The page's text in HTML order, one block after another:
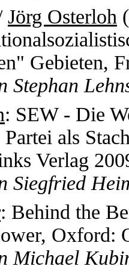
Jörg Osterloh
Gebieten,
Stephan
: SEW - Die
als
Verlag
Siegfried
: Behind the
Oxford:
Michael